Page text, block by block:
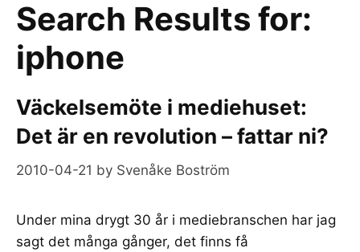
Search Results for:
iphone
Väckelsemöte i mediehuset:
Det är en revolution – fattar ni?
2010-04-21 by Svenåke Boström
Under mina drygt 30 år i mediebranschen har jag
sagt det många gånger, det finns få